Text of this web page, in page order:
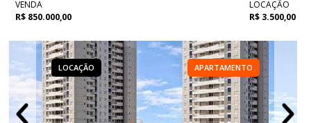
VENDA
R$ 850.000,00
LOCAÇÃO
R$ 3.500,00
LOCAÇÃO APARTAMENTO